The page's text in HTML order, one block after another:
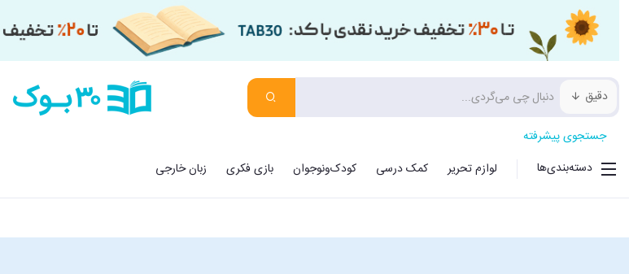
دقیق
جستجوی پیشرفته
دسته‌بندی‌ها
لوازم تحریر کمک درسی کودک‌ونوجوان بازی فکری زبان خارجی